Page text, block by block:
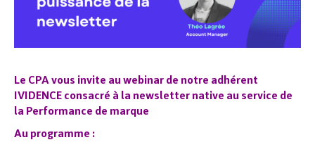
Le CPA vous invite au webinar de notre adhérent
IVIDENCE consacré à la newsletter native au service de
la Performance de marque
Au programme :